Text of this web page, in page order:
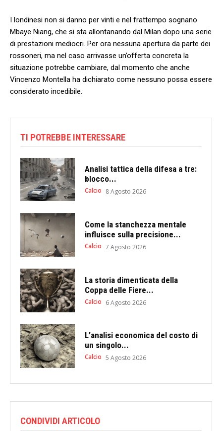
I londinesi non si danno per vinti e nel frattempo sognano
Mbaye Niang, che si sta allontanando dal Milan dopo una serie
di prestazioni mediocri. Per ora nessuna apertura da parte dei
rossoneri, ma nel caso arrivasse un’offerta concreta la
situazione potrebbe cambiare, dal momento che anche
Vincenzo Montella ha dichiarato come nessuno possa essere
considerato incedibile.
TI POTREBBE INTERESSARE
Analisi tattica della difesa a tre:
blocco...
Calcio 8 Agosto 2026
Come la stanchezza mentale
influisce sulla precisione...
Calcio 7 Agosto 2026
La storia dimenticata della
Coppa delle Fiere...
Calcio 6 Agosto 2026
L’analisi economica del costo di
un singolo...
Calcio 5 Agosto 2026
CONDIVIDI ARTICOLO